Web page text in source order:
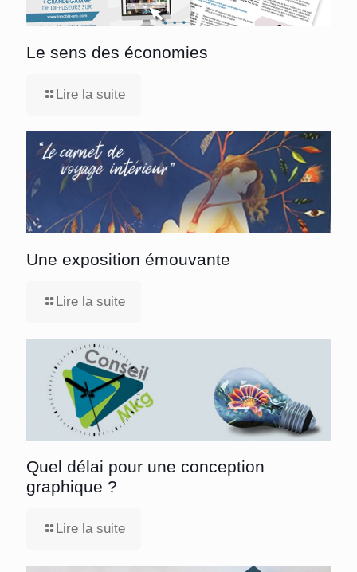
Le sens des économies
Lire la suite
Une exposition émouvante
Lire la suite
Quel délai pour une conception
graphique ?
Lire la suite